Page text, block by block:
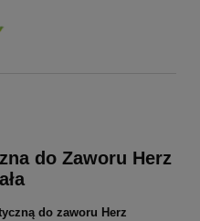
do Zaworu Herz
do zaworu Herz